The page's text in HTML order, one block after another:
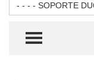
- - - - SOPORTE